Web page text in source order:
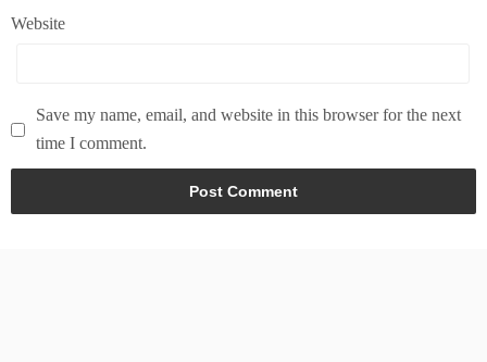
Website
Save my name, email, and website in this browser for the next
time I comment.